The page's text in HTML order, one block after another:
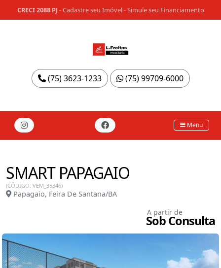
CRECI 2088 PJ -Cadastre seu Imóvel-Simule seu Financiamento
(75) 3623-1233 (75) 99709-6000
Menu
SMART PAPAGAIO
(CÓDIGO: VEM_35346)
Papagaio, Feira De Santana/BA
A partir de
Sob Consulta